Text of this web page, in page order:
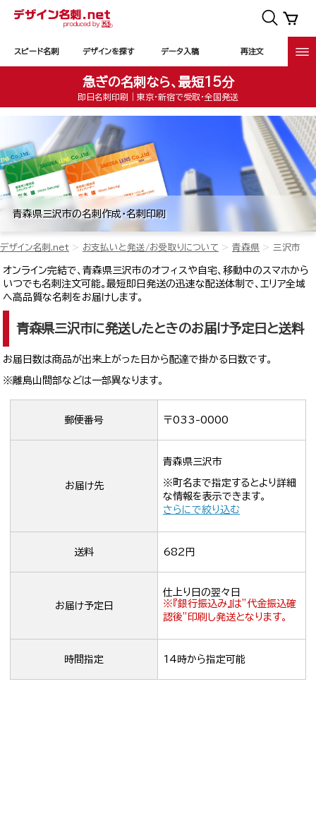
スピード名刺 デザインを探す データ入稿 再注文
急ぎの名刺なら、最短15分
即日名刺印刷｜東京・新宿で受取・全国発送
青森県三沢市の名刺作成・名刺印刷
デザイン名刺.net お支払いと発送/お受取りについて 青森県 三沢市
オンライン完結で、青森県三沢市のオフィスや自宅、移動中のスマホから
いつでも名刺注文可能。最短即日発送の迅速な配送体制で、エリア全域
へ高品質な名刺をお届けします。
青森県三沢市に発送したときのお届け予定日と送料
お届日数は商品が出来上がった日から配達で掛かる日数です。
※離島山間部などは一部異なります。
郵便番号 〒033-0000
お届け先
青森県三沢市
※町名まで指定するとより詳細
な情報を表示できます。
さらにで絞り込む
送料 682円
お届け予定日
仕上り日の翌々日
※『銀行振込み』は”代金振込確
認後”印刷し発送となります。
時間指定 14時から指定可能